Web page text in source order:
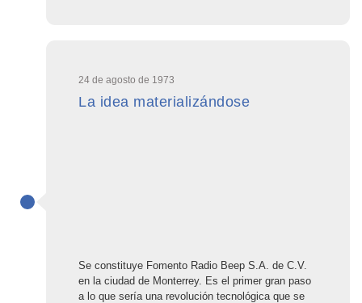
24 de agosto de 1973
La idea materializándose
Se constituye Fomento Radio Beep S.A. de C.V.
en la ciudad de Monterrey. Es el primer gran paso
a lo que sería una revolución tecnológica que se